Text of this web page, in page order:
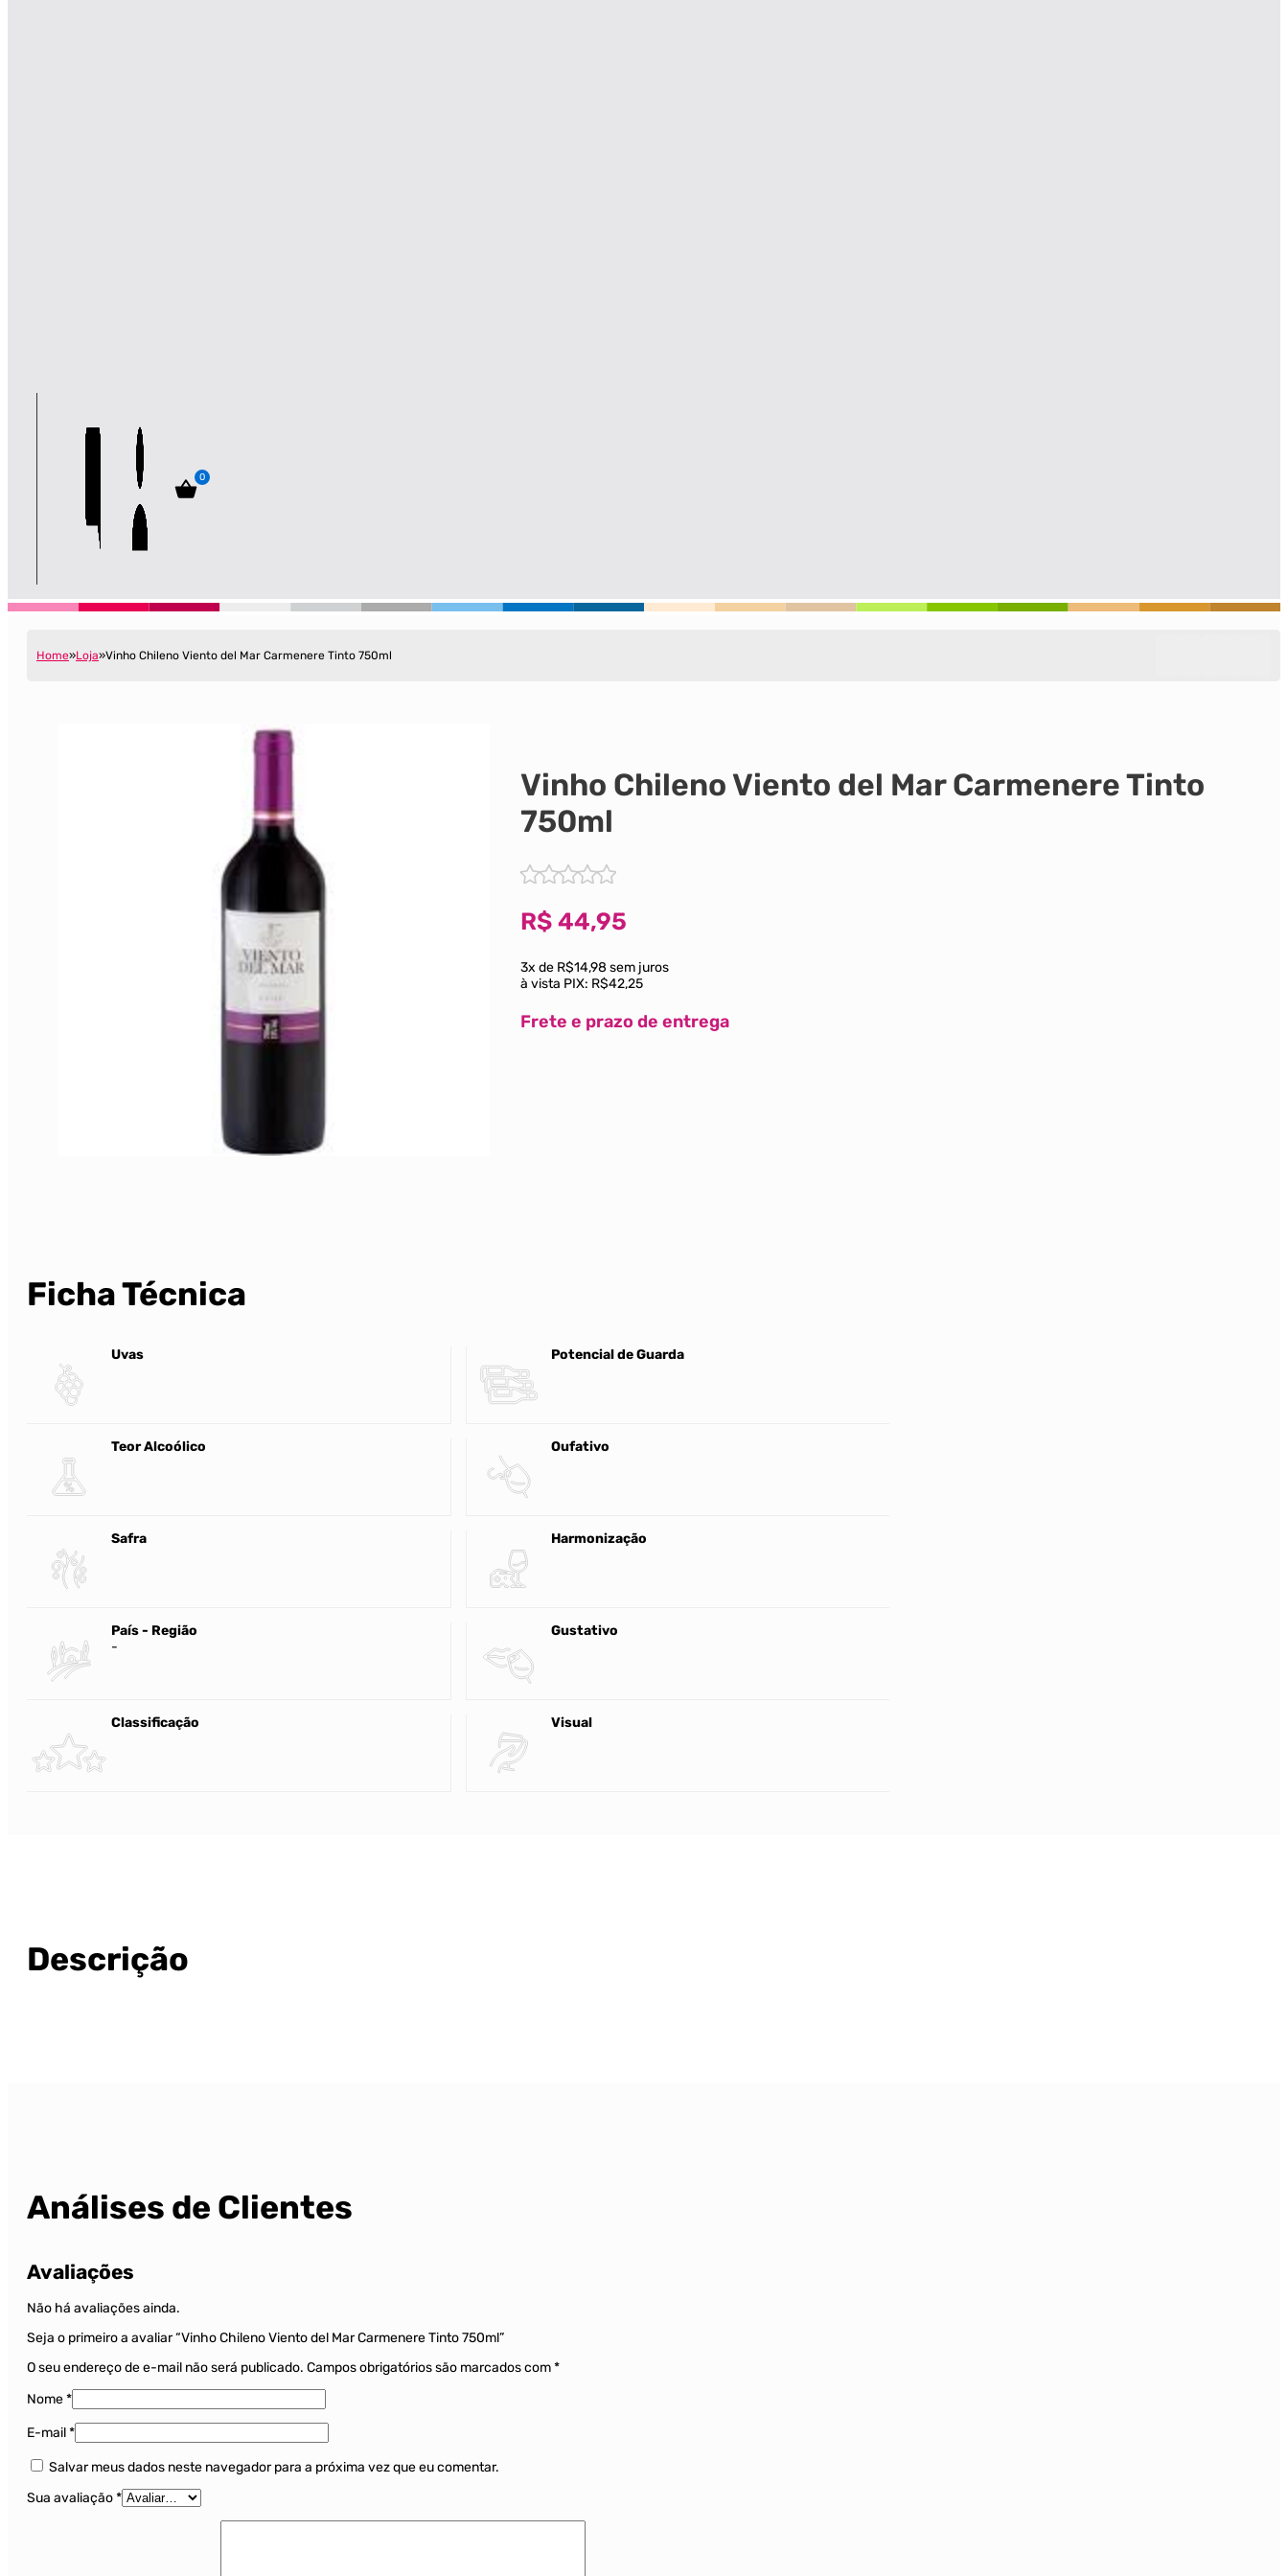
0
Home Loja Vinho Chileno Viento del Mar Carmenere Tinto 750ml
Vinho Chileno Viento del Mar Carmenere Tinto
750ml
R$ 44,95
3x de R$14,98 sem juros
à vista PIX: R$42,25
Frete e prazo de entrega
Ficha Técnica
Uvas Potencial de Guarda
Teor Alcoólico Oufativo
Safra Harmonização
País - Região
-
Gustativo
Classificação Visual
Descrição
Análises de Clientes
Avaliações
Não há avaliações ainda.
Seja o primeiro a avaliar “Vinho Chileno Viento del Mar Carmenere Tinto 750ml”
O seu endereço de e-mail não será publicado. Campos obrigatórios são marcados com*
Nome*
E-mail*
Salvar meus dados neste navegador para a próxima vez que eu comentar.
Sua avaliação*